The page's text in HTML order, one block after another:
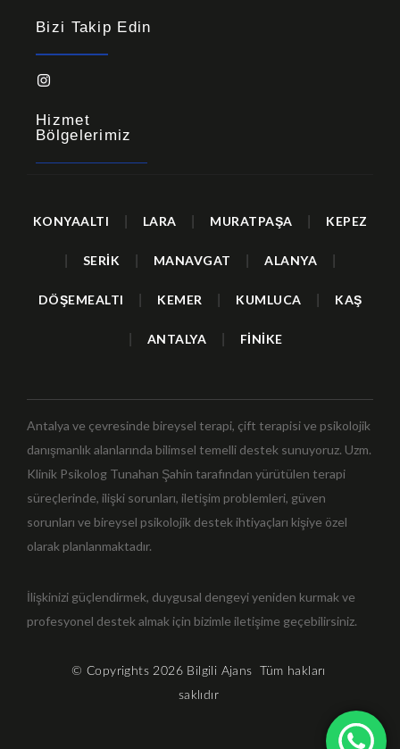
Bizi Takip Edin
Hizmet
Bölgelerimiz
KONYAALTI LARA MURATPAŞA KEPEZ
SERİK MANAVGAT ALANYA
DÖŞEMEALTI KEMER KUMLUCA KAŞ
ANTALYA FİNİKE
Antalya ve çevresinde bireysel terapi, çift terapisi ve psikolojik
danışmanlık alanlarında bilimsel temelli destek sunuyoruz. Uzm.
Klinik Psikolog Tunahan Şahin tarafından yürütülen terapi
süreçlerinde, ilişki sorunları, iletişim problemleri, güven
sorunları ve bireysel psikolojik destek ihtiyaçları kişiye özel
olarak planlanmaktadır.
İlişkinizi güçlendirmek, duygusal dengeyi yeniden kurmak ve
profesyonel destek almak için bizimle iletişime geçebilirsiniz.
© Copyrights 2026 Bilgili Ajans Tüm hakları
saklıdır